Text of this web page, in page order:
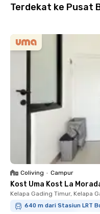
Terdekat ke Pusat
Coliving • Campur
Kost Uma Kost La
Kelapa Gading Timur, Kelapa
640 m dari Stasiun LRT